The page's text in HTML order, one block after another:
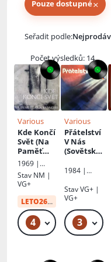
Pouze dostupné×
Seřadit podle:
Počet výsledků: 14
Various
Kde Končí
Svět (Na
Paměť
Jana
Palacha)
1969 |
Ariston
Stav NM |
VG+
LETO26od: 20 Kč
4 49 Kč – 99 Kč
Various
Přátelství
V Nás
(Sovětská
Ostrava)
1984 |
StavVG+ |
VG+
3